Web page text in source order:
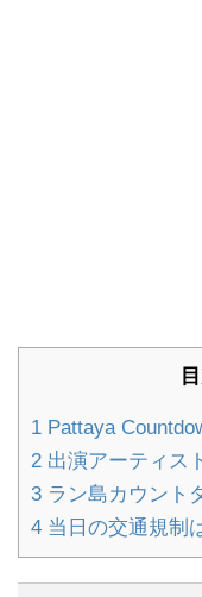
1 Pattaya
2 出演アーティス
3 ラン島カウント
4 当日の交通規制